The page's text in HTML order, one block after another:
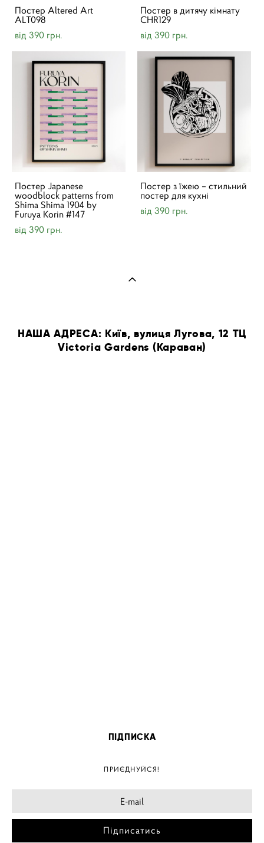
Постер Altered Art
ALT098
від 390 грн.
Постер в дитячу кімнату
CHR129
від 390 грн.
Постер Japanese
woodblock patterns from
Shima Shima 1904 by
Furuya Korin #147
від 390 грн.
Постер з їжею – стильний
постер для кухні
від 390 грн.
НАША АДРЕСА: Київ, вулиця Лугова, 12 ТЦ
Victoria Gardens (Караван)
ПІДПИСКА
ПРИЄДНУЙСЯ!
Підписатись